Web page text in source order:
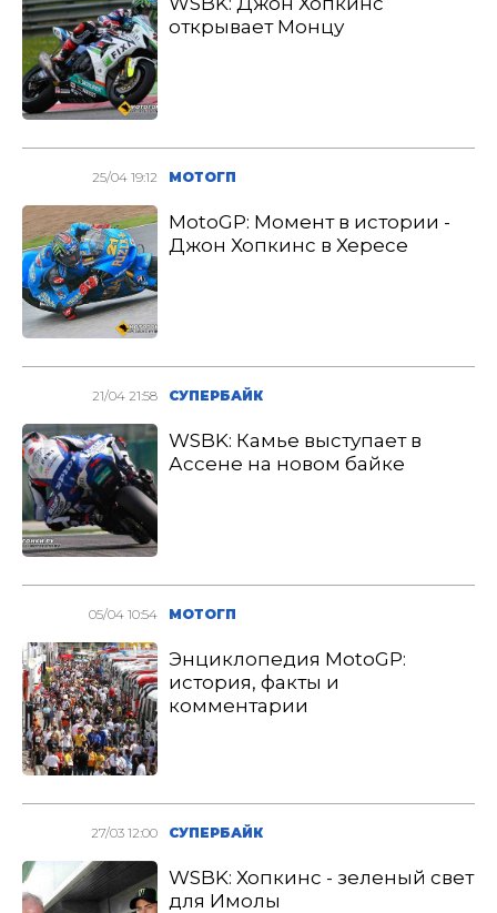
открывает Монцу
25/04 19:12 МОТОГП
MotoGP: Момент в истории -
Джон Хопкинс в Хересе
21/04 21:58 СУПЕРБАЙК
WSBK: Камье выступает в
Ассене на новом байке
05/04 10:54 МОТОГП
Энциклопедия MotoGP:
история, факты и
комментарии
27/03 12:00 СУПЕРБАЙК
WSBK: Хопкинс - зеленый свет
для Имолы